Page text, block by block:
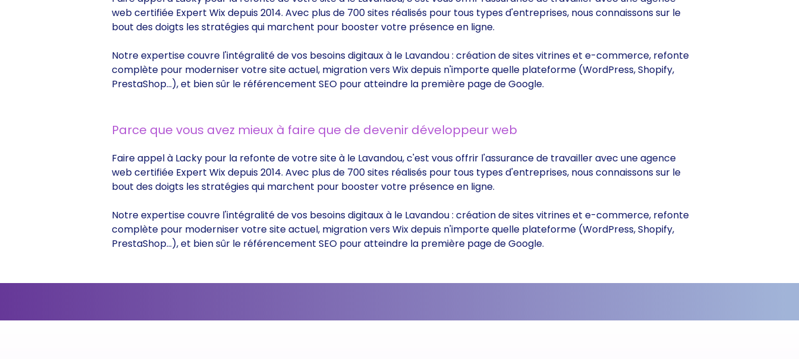
web certifiée Expert Wix depuis 2014. Avec plus de 700 sites réalisés pour tous types d'entreprises, nous connaissons sur le
bout des doigts les stratégies qui marchent pour booster votre présence en ligne.
Notre expertise couvre l'intégralité de vos besoins digitaux à le Lavandou : création de sites vitrines et e-commerce, refonte
complète pour moderniser votre site actuel, migration vers Wix depuis n'importe quelle plateforme (WordPress, Shopify,
PrestaShop...), et bien sûr le référencement SEO pour atteindre la première page de Google.
Parce que vous avez mieux à faire que de devenir développeur web
Faire appel à Lacky pour la refonte de votre site à le Lavandou, c'est vous offrir l'assurance de travailler avec une agence
web certifiée Expert Wix depuis 2014. Avec plus de 700 sites réalisés pour tous types d'entreprises, nous connaissons sur le
bout des doigts les stratégies qui marchent pour booster votre présence en ligne.
Notre expertise couvre l'intégralité de vos besoins digitaux à le Lavandou : création de sites vitrines et e-commerce, refonte
complète pour moderniser votre site actuel, migration vers Wix depuis n'importe quelle plateforme (WordPress, Shopify,
PrestaShop...), et bien sûr le référencement SEO pour atteindre la première page de Google.